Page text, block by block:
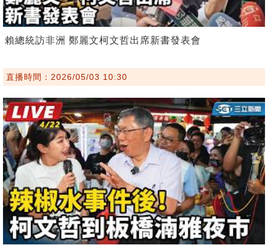
賴總統訪非洲 鄭麗文柯文哲出席新書發表會
直播時間：2026/05/03 10:30